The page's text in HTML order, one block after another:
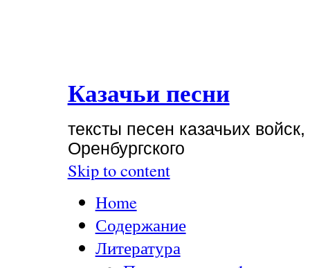
Казачьи песни
тексты песен казачьих
Оренбургского
Skip to content
Home
Содержание
Литература